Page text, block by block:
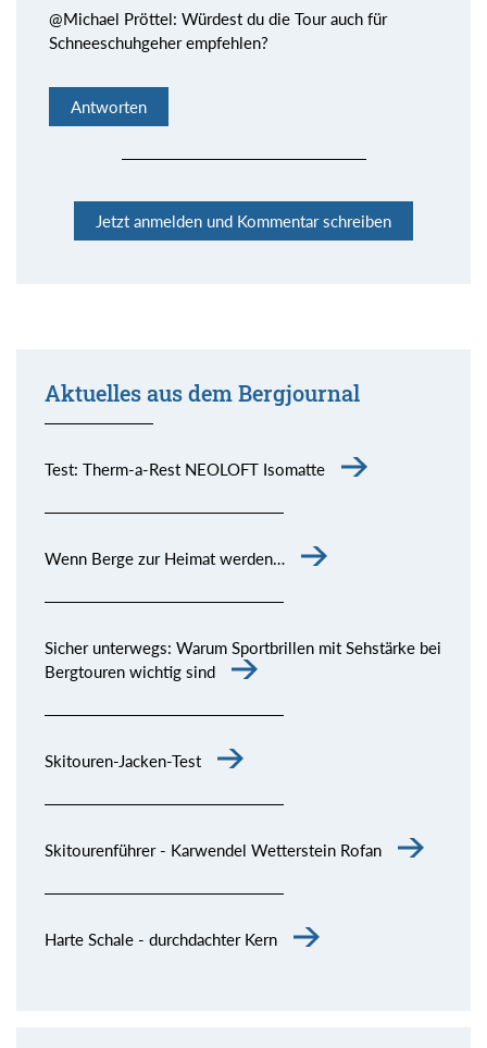
@Michael Pröttel: Würdest du die Tour auch für
Schneeschuhgeher empfehlen?
Antworten
Jetzt anmelden und Kommentar schreiben
Aktuelles aus dem Bergjournal
Test: Therm-a-Rest NEOLOFT Isomatte
Wenn Berge zur Heimat werden…
Sicher unterwegs: Warum Sportbrillen mit Sehstärke bei
Bergtouren wichtig sind
Skitouren-Jacken-Test
Skitourenführer - Karwendel Wetterstein Rofan
Harte Schale - durchdachter Kern